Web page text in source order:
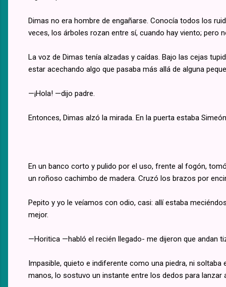
Dimas no era hombre de engañarse. Conocía todos los
veces, los árboles rozan entre sí, cuando hay viento; pero
La voz de Dimas tenía alzadas y caídas. Bajo las cejas
estar acechando algo que pasaba más allá de alguna
—¡Hola! —dijo padre.
Entonces, Dimas alzó la mirada. En la puerta estaba
En un banco corto y pulido por el uso, frente al fogón,
un roñoso cachimbo de madera. Cruzó los brazos por
Pepito y yo le veíamos con odio, casi: allí estaba
mejor.
—Horitica —habló el recién llegado- me dijeron que andan
Impasible, quieto e indiferente como una piedra, ni
manos, lo sostuvo un instante entre los dedos para lanzar